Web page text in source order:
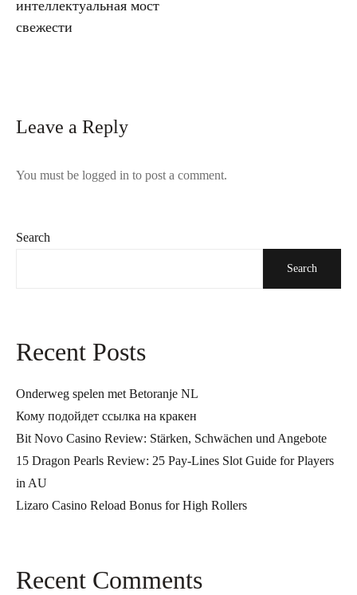
Search
Search
Recent Posts
Onderweg spelen met Betoranje NL
Кому подойдет ссылка на кракен
Bit Novo Casino Review: Stärken, Schwächen und Angebote
15 Dragon Pearls Review: 25 Pay-Lines Slot Guide for Players
in AU
Lizaro Casino Reload Bonus for High Rollers
Recent Comments
интеллектуальная мост
свежести
Leave a Reply
You must be logged in to post a comment.